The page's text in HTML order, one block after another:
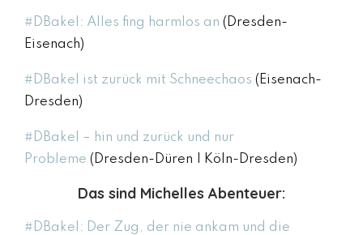
#DBakel: Alles fing harmlos an (Dresden-
Eisenach)
#DBakel ist zurück mit Schneechaos (Eisenach-
Dresden)
#DBakel – hin und zurück und nur
Probleme (Dresden-Düren | Köln-Dresden)
Das sind Michelles Abenteuer:
#DBakel: Der Zug, der nie ankam und die